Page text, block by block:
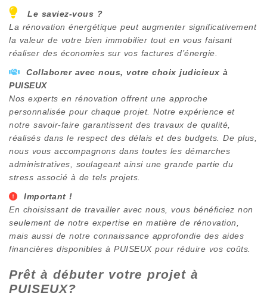
Le saviez-vous ?
La rénovation énergétique peut augmenter significativement
la valeur de votre bien immobilier tout en vous faisant
réaliser des économies sur vos factures d’énergie.
Collaborer avec nous, votre choix judicieux à
PUISEUX
Nos experts en rénovation offrent une approche
personnalisée pour chaque projet. Notre expérience et
notre savoir-faire garantissent des travaux de qualité,
réalisés dans le respect des délais et des budgets. De plus,
nous vous accompagnons dans toutes les démarches
administratives, soulageant ainsi une grande partie du
stress associé à de tels projets.
Important !
En choisissant de travailler avec nous, vous bénéficiez non
seulement de notre expertise en matière de rénovation,
mais aussi de notre connaissance approfondie des aides
financières disponibles à PUISEUXpour réduire vos coûts.
Prêt à débuter votre projet à
PUISEUX?